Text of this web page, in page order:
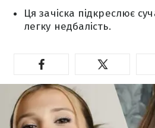
Ця зачіска підкреслює
легку недбалість.